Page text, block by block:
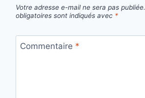
Votre adresse e-mail ne sera pas publiée.
obligatoires sont indiqués avec *
Commentaire *